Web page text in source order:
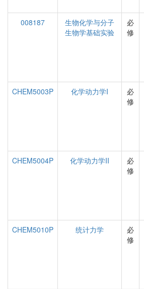
008187
生物化学与分子
生物学基础实验
必
修
CHEM5003P
化学动力学I
必
修
CHEM5004P
化学动力学II
必
修
CHEM5010P
统计力学
必
修